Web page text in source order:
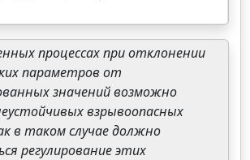
процессах при отклонении
параметров от
значений возможно
взрывоопасных
в таком случае должно
регулирование этих